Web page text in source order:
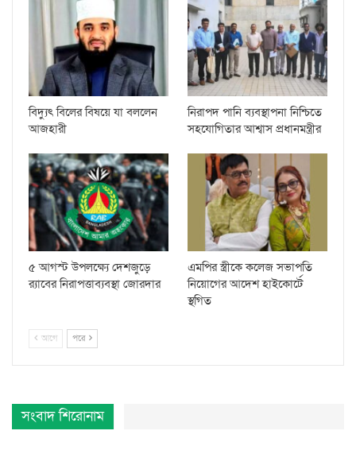
বিদ্যুৎ বিলের বিষয়ে যা বললেন
আজহারী
নিরাপদ পানি ব্যবস্থাপনা নিশ্চিতে
সহযোগিতার আশ্বাস প্রধানমন্ত্রীর
৫ আগস্ট উপলক্ষ্যে দেশজুড়ে
র‌্যাবের নিরাপত্তাব্যবস্থা জোরদার
এমপির স্ত্রীকে কলেজ সভাপতি
নিয়োগের আদেশ হাইকোর্টে
স্থগিত
আগে পরে
সংবাদ শিরোনাম